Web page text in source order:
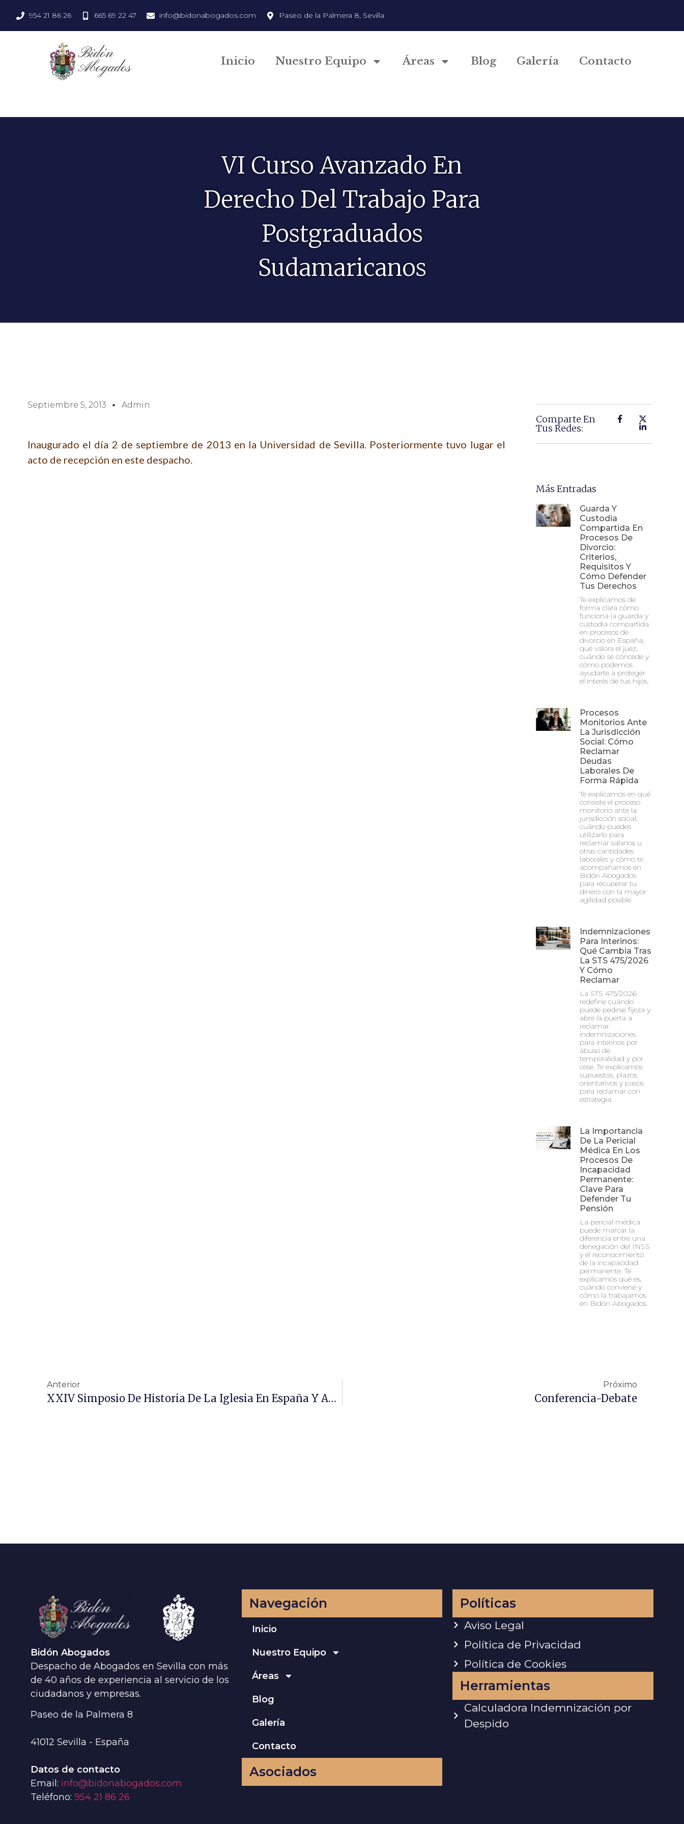
954 21 86 26 665 69 22 47 info@bidonabogados.com Paseo de la Palmera 8, Sevilla
Inicio Nuestro Equipo Áreas Blog Galería Contacto
VI Curso Avanzado En
Derecho Del Trabajo Para
Postgraduados
Sudamaricanos
Septiembre 5, 2013 Admin
Inaugurado el día 2 de septiembre de 2013 en la Universidad de Sevilla. Posteriormente tuvo lugar el
acto de recepción en este despacho.
Comparte En
Tus Redes:
Más Entradas
Guarda Y
Custodia
Compartida En
Procesos De
Divorcio:
Criterios,
Requisitos Y
Cómo Defender
Tus Derechos
Te explicamos de
forma clara cómo
funciona la guarda y
custodia compartida
en procesos de
divorcio en España,
qué valora el juez,
cuándo se concede y
cómo podemos
ayudarte a proteger
el interés de tus hijos.
Procesos
Monitorios Ante
La Jurisdicción
Social: Cómo
Reclamar
Deudas
Laborales De
Forma Rápida
Te explicamos en qué
consiste el proceso
monitorio ante la
jurisdicción social,
cuándo puedes
utilizarlo para
reclamar salarios u
otras cantidades
laborales y cómo te
acompañamos en
Bidón Abogados
para recuperar tu
dinero con la mayor
agilidad posible.
Indemnizaciones
Para Interinos:
Qué Cambia Tras
La STS 475/2026
Y Cómo
Reclamar
La STS 475/2026
redefine cuándo
puede pedirse fijeza y
abre la puerta a
reclamar
indemnizaciones
para interinos por
abuso de
temporalidad y por
cese. Te explicamos
supuestos, plazos
orientativos y pasos
para reclamar con
estrategia.
La Importancia
De La Pericial
Médica En Los
Procesos De
Incapacidad
Permanente:
Clave Para
Defender Tu
Pensión
La pericial médica
puede marcar la
diferencia entre una
denegación del INSS
y el reconocimiento
de la incapacidad
permanente. Te
explicamos qué es,
cuándo conviene y
cómo la trabajamos
en Bidón Abogados.
Anterior
XXIV Simposio De Historia De La Iglesia En España Y América
Próximo
Conferencia-Debate
Bidón Abogados
Despacho de Abogados en Sevilla con más
de 40 años de experiencia al servicio de los
ciudadanos y empresas.
Paseo de la Palmera 8
41012 Sevilla - España
Datos de contacto
Email: info@bidonabogados.com
Teléfono: 954 21 86 26
Navegación
Inicio
Nuestro Equipo
Áreas
Blog
Galería
Contacto
Asociados
Políticas
Aviso Legal
Política de Privacidad
Política de Cookies
Herramientas
Calculadora Indemnización por
Despido